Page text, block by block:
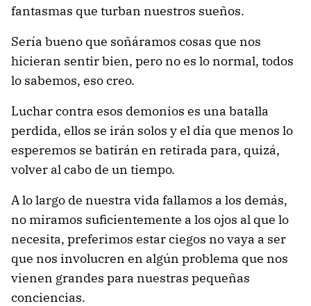
fantasmas que turban nuestros sueños.
Sería bueno que soñáramos cosas que nos
hicieran sentir bien, pero no es lo normal, todos
lo sabemos, eso creo.
Luchar contra esos demonios es una batalla
perdida, ellos se irán solos y el día que menos lo
esperemos se batirán en retirada para, quizá,
volver al cabo de un tiempo.
A lo largo de nuestra vida fallamos a los demás,
no miramos suficientemente a los ojos al que lo
necesita, preferimos estar ciegos no vaya a ser
que nos involucren en algún problema que nos
vienen grandes para nuestras pequeñas
conciencias.